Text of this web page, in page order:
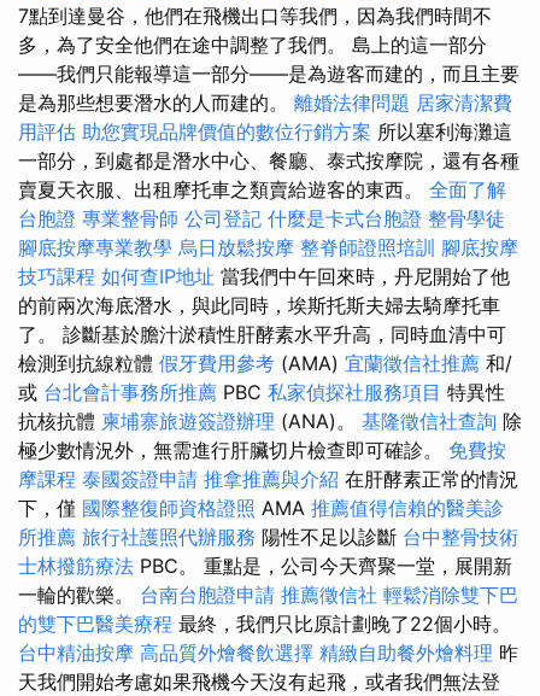
7點到達曼谷，他們在飛機出口等我們，因為我們時間不
多，為了安全他們在途中調整了我們。 島上的這一部分
——我們只能報導這一部分——是為遊客而建的，而且主要
是為那些想要潛水的人而建的。 離婚法律問題 居家清潔費
用評估 助您實現品牌價值的數位行銷方案 所以塞利海灘這
一部分，到處都是潛水中心、餐廳、泰式按摩院，還有各種
賣夏天衣服、出租摩托車之類賣給遊客的東西。 全面了解
台胞證 專業整骨師 公司登記 什麼是卡式台胞證 整骨學徒
腳底按摩專業教學 烏日放鬆按摩 整脊師證照培訓 腳底按摩
技巧課程 如何查IP地址 當我們中午回來時，丹尼開始了他
的前兩次海底潛水，與此同時，埃斯托斯夫婦去騎摩托車
了。 診斷基於膽汁淤積性肝酵素水平升高，同時血清中可
檢測到抗線粒體 假牙費用參考 (AMA) 宜蘭徵信社推薦 和/
或 台北會計事務所推薦 PBC 私家偵探社服務項目 特異性
抗核抗體 柬埔寨旅遊簽證辦理 (ANA)。 基隆徵信社查詢 除
極少數情況外，無需進行肝臟切片檢查即可確診。 免費按
摩課程 泰國簽證申請 推拿推薦與介紹 在肝酵素正常的情況
下，僅 國際整復師資格證照 AMA 推薦值得信賴的醫美診
所推薦 旅行社護照代辦服務 陽性不足以診斷 台中整骨技術
士林撥筋療法 PBC。 重點是，公司今天齊聚一堂，展開新
一輪的歡樂。 台南台胞證申請 推薦徵信社 輕鬆消除雙下巴
的雙下巴醫美療程 最終，我們只比原計劃晚了22個小時。
台中精油按摩 高品質外燴餐飲選擇 精緻自助餐外燴料理 昨
天我們開始考慮如果飛機今天沒有起飛，或者我們無法登